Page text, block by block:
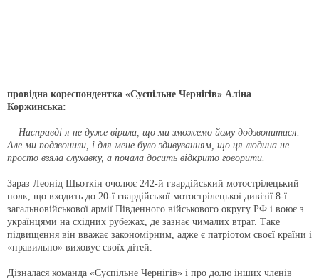
провідна кореспондентка «Суспільне Чернігів» Аліна
Коржинська:
— Насправді я не дуже вірила, що ми зможемо йому додзвонитися.
Але ми подзвонили, і для мене було здивуванням, що ця людина не
просто взяла слухавку, а почала досить відкрито говорити.
Зараз Леонід Щьоткін очолює 242-й гвардійський мотострілецький
полк, що входить до 20-ї гвардійської мотострілецької дивізії 8-ї
загальновійськової армії Південного військового округу РФ і воює з
українцями на східних рубежах, де зазнає чималих втрат. Таке
підвищення він вважає закономірним, адже є патріотом своєї країни і
«правильно» виховує своїх дітей.
Дізналася команда «Суспільне Чернігів» і про долю інших членів